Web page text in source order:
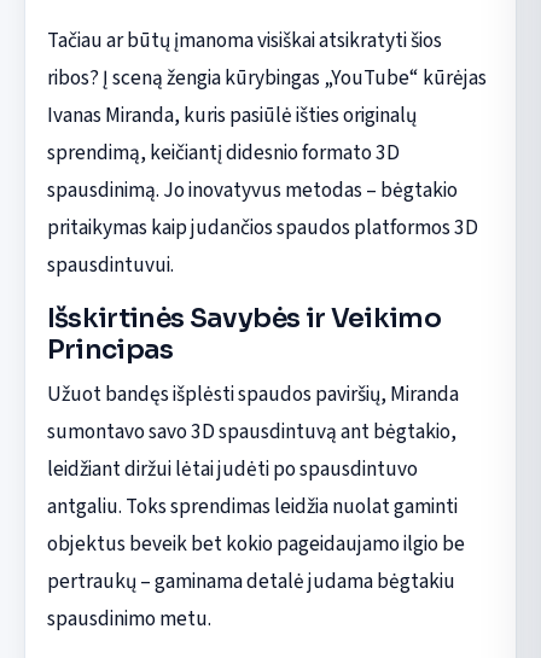
Tačiau ar būtų įmanoma visiškai atsikratyti šios
ribos? Į sceną žengia kūrybingas „YouTube“ kūrėjas
Ivanas Miranda, kuris pasiūlė išties originalų
sprendimą, keičiantį didesnio formato 3D
spausdinimą. Jo inovatyvus metodas – bėgtakio
pritaikymas kaip judančios spaudos platformos 3D
spausdintuvui.
Išskirtinės Savybės ir Veikimo
Principas
Užuot bandęs išplėsti spaudos paviršių, Miranda
sumontavo savo 3D spausdintuvą ant bėgtakio,
leidžiant diržui lėtai judėti po spausdintuvo
antgaliu. Toks sprendimas leidžia nuolat gaminti
objektus beveik bet kokio pageidaujamo ilgio be
pertraukų – gaminama detalė judama bėgtakiu
spausdinimo metu.